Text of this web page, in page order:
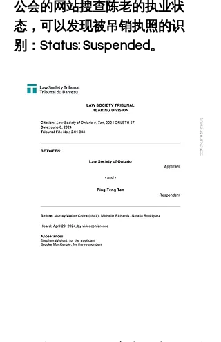
公会的网站搜查陈老的执业状
态，可以发现被吊销执照的识
别：Status: Suspended。